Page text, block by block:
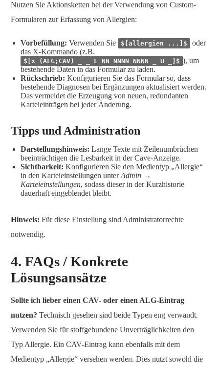
Nutzen Sie Aktionsketten bei der Verwendung von Custom-
Formularen zur Erfassung von Allergien:
Vorbefüllung: Verwenden Sie $[allergien ...]$
oder
das X-Kommando (z.B.
$[x (ALG;CAV) _ _ L NN NNNN NNNN _ U _]$ ), um
bestehende Daten in das Formular zu laden.
Rückschrieb: Konfigurieren Sie das Formular so, dass
bestehende Diagnosen bei Ergänzungen aktualisiert werden.
Das vermeidet die Erzeugung von neuen, redundanten
Karteieinträgen bei jeder Änderung.
Tipps und Administration
Darstellungshinweis: Lange Texte mit Zeilenumbrüchen
beeinträchtigen die Lesbarkeit in der Cave-Anzeige.
Sichtbarkeit: Konfigurieren Sie den Medientyp „Allergie“
in den Karteieinstellungen unterAdmin →
Karteieinstellungen, sodass dieser in der Kurzhistorie
dauerhaft eingeblendet bleibt.
Hinweis: Für diese Einstellung sind Administratorrechte
notwendig.
4. FAQs / Konkrete
Lösungsansätze
Sollte ich lieber einen CAV- oder einen ALG-Eintrag
nutzen? Technisch gesehen sind beide Typen eng verwandt.
Verwenden Sie für stoffgebundene Unverträglichkeiten den
Typ Allergie. Ein CAV-Eintrag kann ebenfalls mit dem
Medientyp „Allergie“ versehen werden. Dies nutzt sowohl die